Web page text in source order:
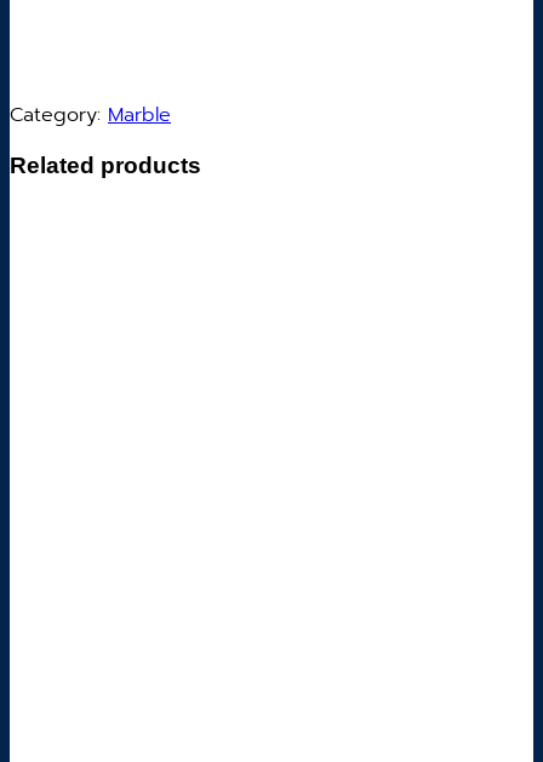
Category: Marble
Related products